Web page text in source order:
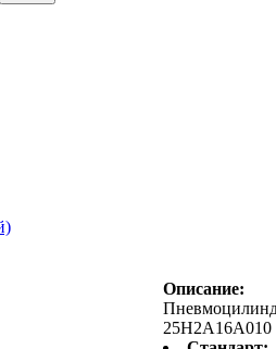
Описание:
25H2A16A010